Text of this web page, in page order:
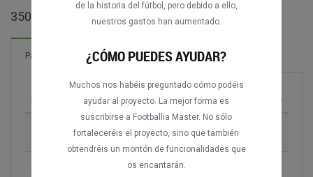
350 partidos encontrados
Partidos ¡Nuevo! 66 Goles
Temporada
CSD Colo-Colo vs. Universidad Católica 2004-2005
Unión Española vs. CD Cobreloa
de la historia del fútbol, pero debido a ello,
nuestros gastos han aumentado.
¿CÓMO PUEDES AYUDAR?
Muchos nos habéis preguntado cómo podéis
ayudar al proyecto. La mejor forma es
suscribirse a Footballia Master. No sólo
fortaleceréis el proyecto, sino que también
obtendréis un montón de funcionalidades que
os encantarán.